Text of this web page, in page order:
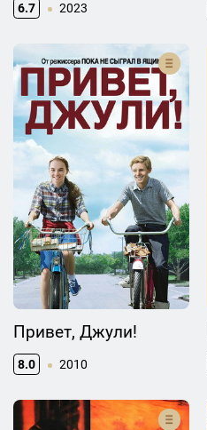
6.7 2023
Привет, Джули!
8.0 2010